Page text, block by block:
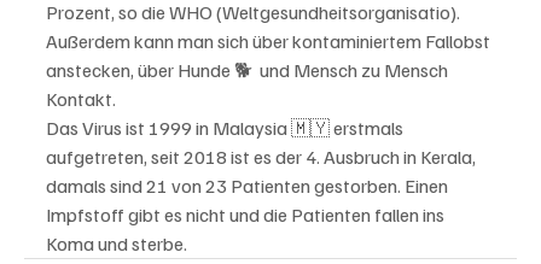
Prozent, so die WHO (Weltgesundheitsorganisatio).
Außerdem kann man sich über kontaminiertem Fallobst
anstecken, über Hunde 🐕  und Mensch zu Mensch
Kontakt.
Das Virus ist 1999 in Malaysia 🇲🇾 erstmals
aufgetreten, seit 2018 ist es der 4. Ausbruch in Kerala,
damals sind 21 von 23 Patienten gestorben. Einen
Impfstoff gibt es nicht und die Patienten fallen ins
Koma und sterbe.